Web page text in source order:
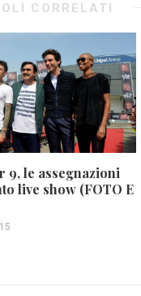
CORRELATI
9, le assegnazioni
live show (FOTO E